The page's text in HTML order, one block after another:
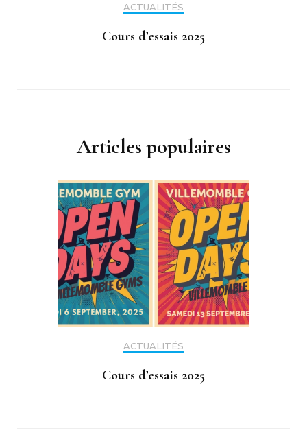
ACTUALITÉS
Cours d’essais 2025
Articles populaires
ACTUALITÉS
Cours d’essais 2025